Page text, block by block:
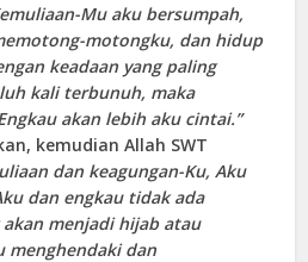
Mu aku bersumpah,
motongku, dan hidup
keadaan yang paling
kali terbunuh, maka
akan lebih aku cintai.”
kemudian Allah SWT
dan keagungan-Ku, Aku
dan engkau tidak ada
menjadi hijab atau
menghendaki dan